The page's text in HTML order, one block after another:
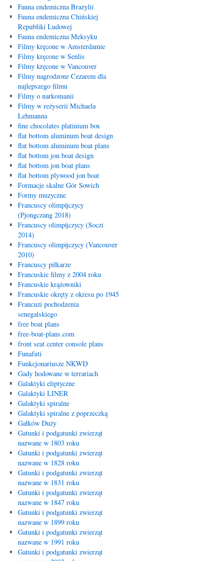
Fauna endemiczna Brazylii
Fauna endemiczna Chińskiej
Republiki Ludowej
Fauna endemiczna Meksyku
Filmy kręcone w Amsterdamie
Filmy kręcone w Senlis
Filmy kręcone w Vancouver
Filmy nagrodzone Cezarem dla
najlepszego filmu
Filmy o narkomanii
Filmy w reżyserii Michaela
Lehmanna
fine chocolates platinium box
flat bottom aluminum boat design
flat bottom aluminum boat plans
flat bottom jon boat design
flat bottom jon boat plans
flat bottom plywood jon boat
Formacje skalne Gór Sowich
Formy muzyczne
Francuscy olimpijczycy
(Pjongczang 2018)
Francuscy olimpijczycy (Soczi
2014)
Francuscy olimpijczycy (Vancouver
2010)
Francuscy piłkarze
Francuskie filmy z 2004 roku
Francuskie krążowniki
Francuskie okręty z okresu po 1945
Francuzi pochodzenia
senegalskiego
free boat plans
free-boat-plans.com
front seat center console plans
Funafuti
Funkcjonariusze NKWD
Gady hodowane w terrariach
Galaktyki eliptyczne
Galaktyki LINER
Galaktyki spiralne
Galaktyki spiralne z poprzeczką
Gałków Duży
Gatunki i podgatunki zwierząt
nazwane w 1803 roku
Gatunki i podgatunki zwierząt
nazwane w 1828 roku
Gatunki i podgatunki zwierząt
nazwane w 1831 roku
Gatunki i podgatunki zwierząt
nazwane w 1847 roku
Gatunki i podgatunki zwierząt
nazwane w 1899 roku
Gatunki i podgatunki zwierząt
nazwane w 1991 roku
Gatunki i podgatunki zwierząt